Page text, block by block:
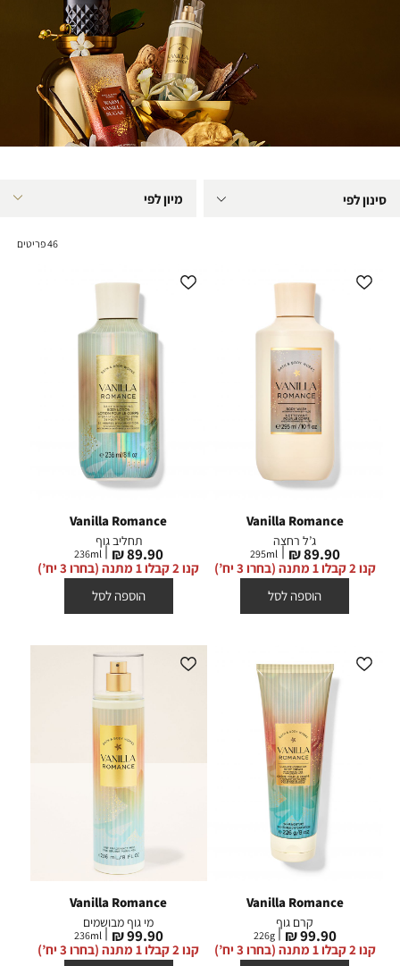
סינון לפי
46פריטים
Vanilla Romance
ג’ל רחצה
מחיר
מוצר
89.90 ₪
295ml
קנו 2 קבלו 1 מתנה (בחרו 3 יח’)
הוספה לסל
Vanilla Romance
תחליב גוף
מחיר
מוצר
89.90 ₪
236ml
קנו 2 קבלו 1 מתנה (בחרו 3 יח’)
הוספה לסל
Vanilla Romance
קרם גוף
מחיר
מוצר
99.90 ₪
226g
קנו 2 קבלו 1 מתנה (בחרו 3 יח’)
Vanilla Romance
מי גוף מבושמים
מחיר
מוצר
99.90 ₪
236ml
קנו 2 קבלו 1 מתנה (בחרו 3 יח’)